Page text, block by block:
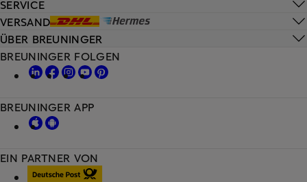
SERVICE
VERSAND
ÜBER BREUNINGER
EIN PARTNER VON
BREUNINGER FOLGEN
BREUNINGER APP